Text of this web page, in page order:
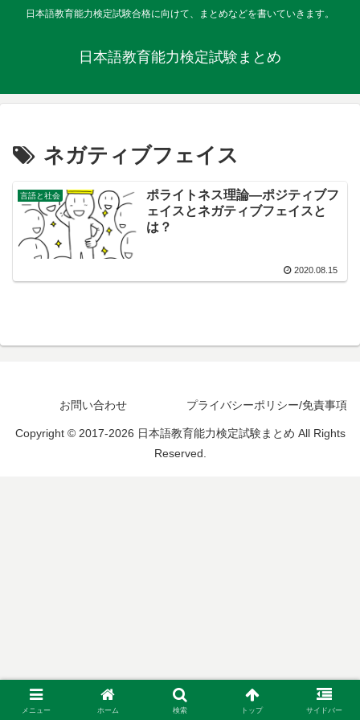
日本語教育能力検定試験合格に向けて、まとめなどを書いていきます。
日本語教育能力検定試験まとめ
ネガティブフェイス
言語と社会
ポライトネス理論―ポジティブフ
ェイスとネガティブフェイスと
は？
2020.08.15
お問い合わせ プライバシーポリシー/免責事項
Copyright © 2017-2026 日本語教育能力検定試験まとめ All Rights
Reserved.
メニュー ホーム 検索 トップ サイドバー